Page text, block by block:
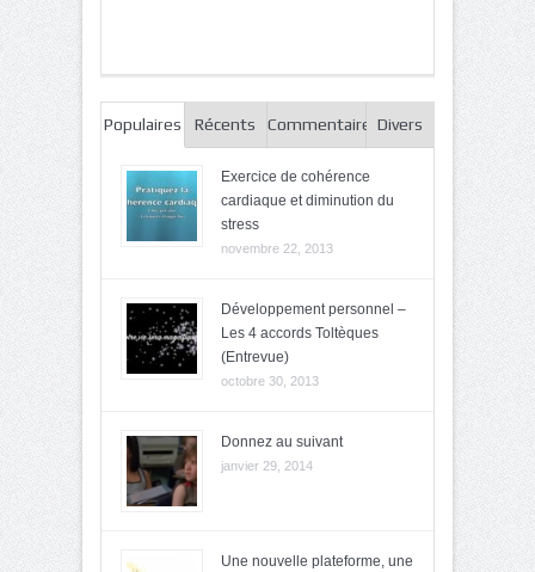
Populaires Récents CommentairesDivers
Exercice de cohérence
cardiaque et diminution du
stress
novembre 22, 2013
Développement personnel –
Les 4 accords Toltèques
(Entrevue)
octobre 30, 2013
Donnez au suivant
janvier 29, 2014
Une nouvelle plateforme, une